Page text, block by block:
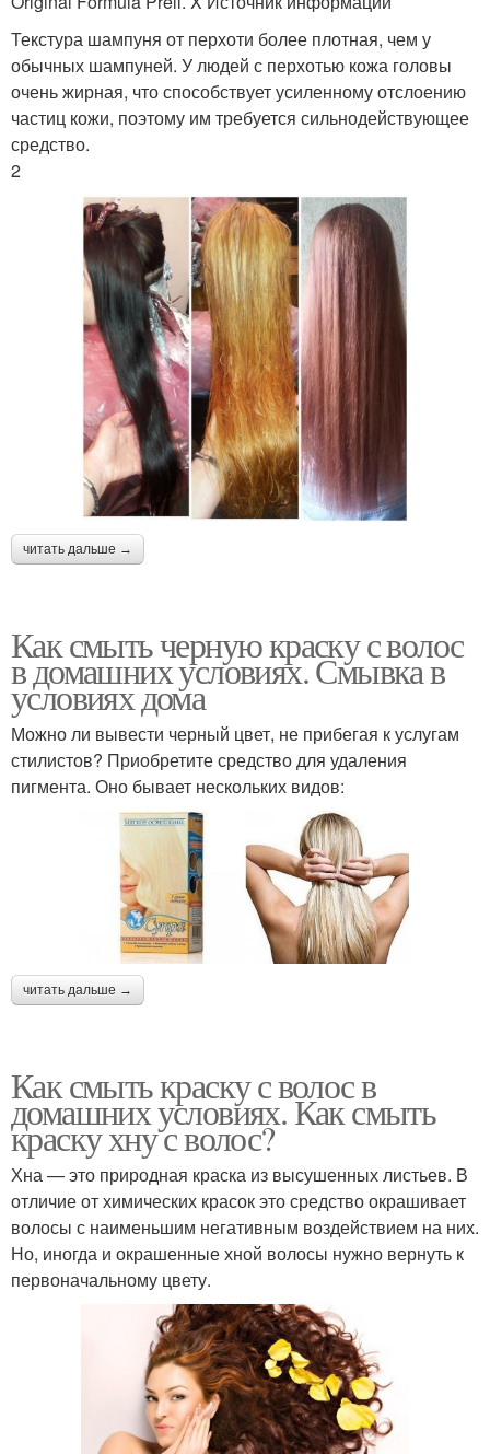
Текстура шампуня от перхоти более плотная, чем у
обычных шампуней. У людей с перхотью кожа головы
очень жирная, что способствует усиленному отслоению
частиц кожи, поэтому им требуется сильнодействующее
средство.
2
читать дальше →
Как смыть черную краску с волос
в домашних условиях. Смывка в
условиях дома
Можно ли вывести черный цвет, не прибегая к услугам
стилистов? Приобретите средство для удаления
пигмента. Оно бывает нескольких видов:
читать дальше →
Как смыть краску с волос в
домашних условиях. Как смыть
краску хну с волос?
Хна — это природная краска из высушенных листьев. В
отличие от химических красок это средство окрашивает
волосы с наименьшим негативным воздействием на них.
Но, иногда и окрашенные хной волосы нужно вернуть к
первоначальному цвету.